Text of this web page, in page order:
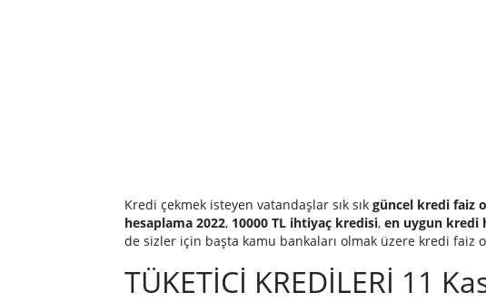
Kredi çekmek isteyen vatandaşlar sık sık güncel kredi faiz
hesaplama 2022, 10000 TL ihtiyaç kredisi, en uygun kredi
de sizler için başta kamu bankaları olmak üzere kredi faiz
TÜKETİCİ KREDİLERİ 11